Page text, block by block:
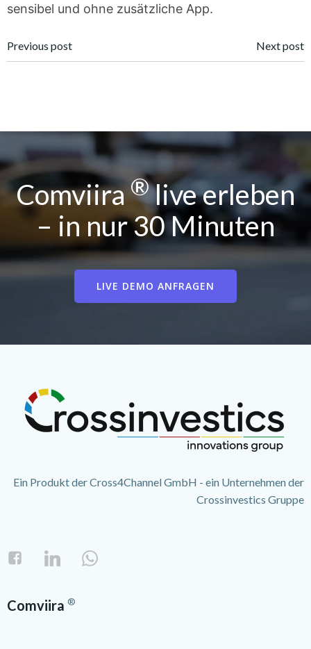
sensibel und ohne zusätzliche App.
Beitragsnavigation
Previous post Next post
Comviira®live erleben
– in nur 30 Minuten
LIVE DEMO ANFRAGEN
Ein Produkt der Cross4Channel GmbH - ein Unternehmen der
Crossinvestics Gruppe
Comviira ®